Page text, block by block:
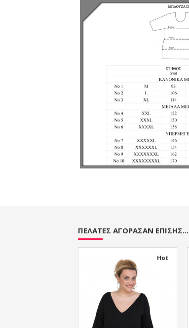
ΠΕΛΆΤΕΣ ΑΓΌΡΑΣΑΝ ΕΠΊΣΗΣ...
Hot